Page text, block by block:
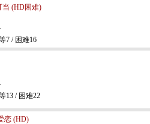
当 (HD困难)
7 / 困难16
13 / 困难22
恋 (HD)